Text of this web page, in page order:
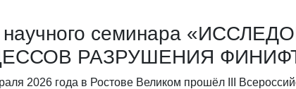
научного семинара
РАЗРУШЕНИЯ
2026 года в Ростове Великом прошёл III